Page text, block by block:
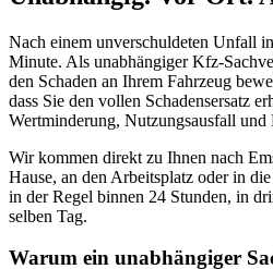
Nach einem unverschuldeten Unfall
Minute. Als unabhängiger Kfz-
den Schaden an Ihrem Fahrzeug
dass Sie den vollen Schadensersatz
Wertminderung, Nutzungsausfall und
Wir kommen direkt zu Ihnen nach
Hause, an den Arbeitsplatz oder in
in der Regel binnen 24 Stunden, in
selben Tag.
Warum ein unabhängiger